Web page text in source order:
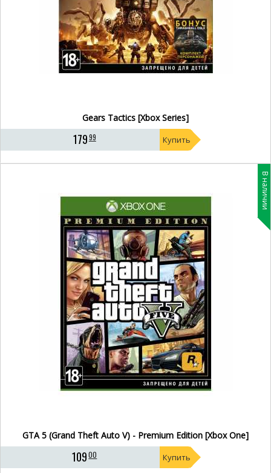
Gears Tactics [Xbox Series]
17999 Купить
В наличии
GTA 5 (Grand Theft Auto V) - Premium Edition [Xbox One]
10900 Купить